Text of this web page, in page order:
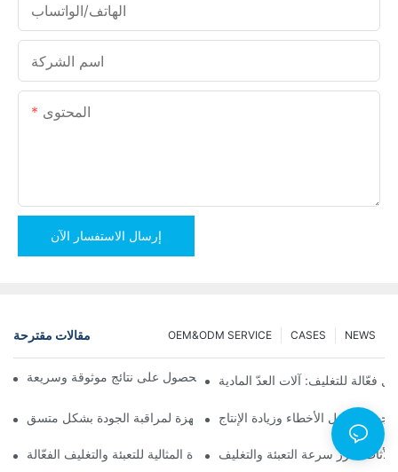
الهاتف/الواتساب
اسم الشركة
المحتوى
إرسال الاستفسار الآن
مقالات مقترحة NEWS
CASES
OEM&ODM SERVICE
آلات التعبئة والتغليف بالعد اللولبي للحصول على نتائج موثوقة وسريعة
فعّالة للتغليف: آلات العدّ المادية
أفضل آلات تغليف الأجهزة لمراقبة الجودة بشكل متسق
تقليل الأخطاء وزيادة الإنتاج
آلات التعبئة والتغليف بالعد اللولبي: الأداة المثالية للتعبئة والتغليف الفعّالة
الأثاث: عزز سرعة التعبئة والتغليف